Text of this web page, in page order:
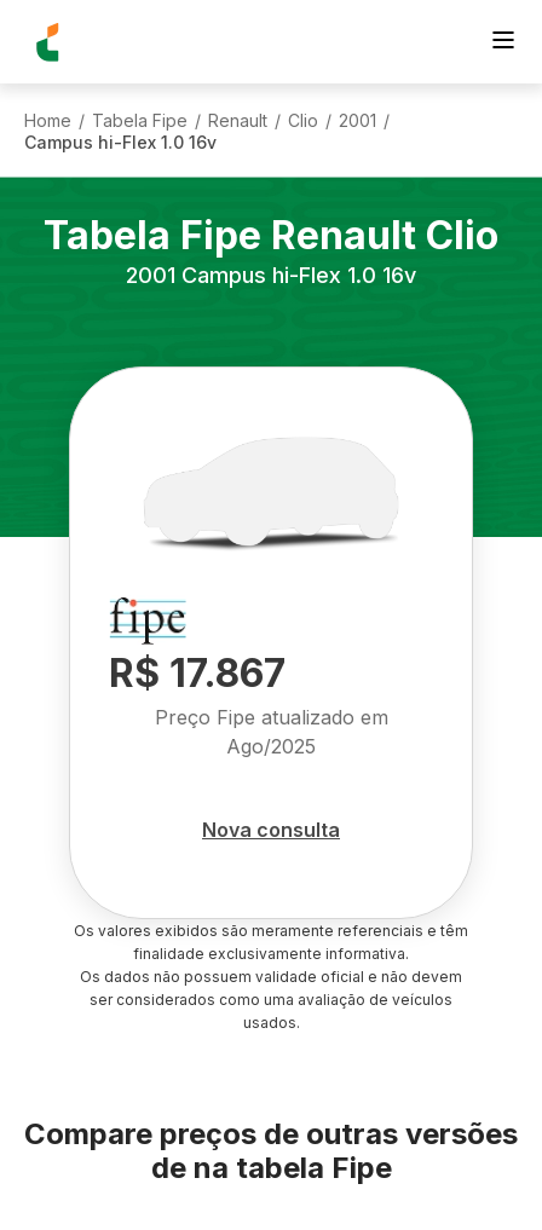
Home / Tabela Fipe / Renault / Clio / 2001 /
Campus hi-Flex 1.0 16v
Tabela Fipe Renault Clio
2001 Campus hi-Flex 1.0 16v
R$ 17.867
Preço Fipe atualizado em
Ago/2025
Nova consulta
Os valores exibidos são meramente referenciais e têm
finalidade exclusivamente informativa.
Os dados não possuem validade oficial e não devem
ser considerados como uma avaliação de veículos
usados.
Compare preços de outras versões
de na tabela Fipe